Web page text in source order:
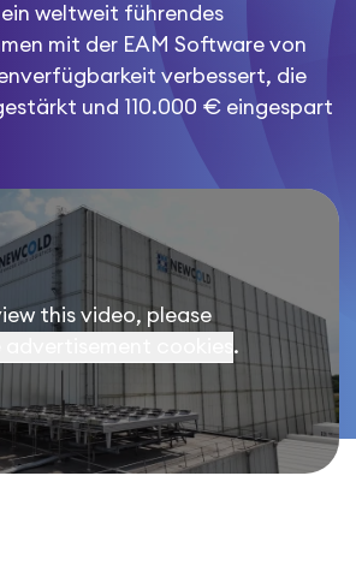
ein weltweit führendes
mit der EAM Software von
verbessert, die
und 110.000 € eingespart
this video, please
advertisement cookies .